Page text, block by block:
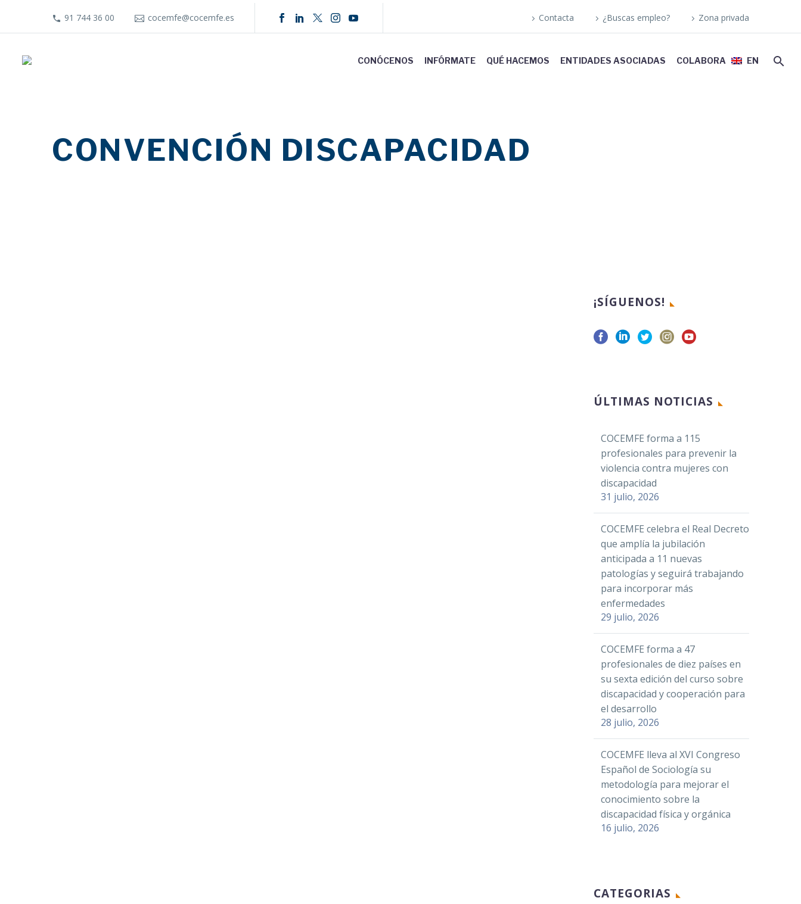
91 744 36 00 cocemfe@cocemfe.es Contacta ¿Buscas empleo? Zona privada
CONÓCENOS INFÓRMATE QUÉ HACEMOS ENTIDADES ASOCIADAS COLABORA EN
CONVENCIÓN DISCAPACIDAD
¡SÍGUENOS!
ÚLTIMAS NOTICIAS
COCEMFE forma a 115
profesionales para prevenir la
violencia contra mujeres con
discapacidad
31 julio, 2026
COCEMFE celebra el Real Decreto
que amplía la jubilación
anticipada a 11 nuevas
patologías y seguirá trabajando
para incorporar más
enfermedades
29 julio, 2026
COCEMFE forma a 47
profesionales de diez países en
su sexta edición del curso sobre
discapacidad y cooperación para
el desarrollo
28 julio, 2026
COCEMFE lleva al XVI Congreso
Español de Sociología su
metodología para mejorar el
conocimiento sobre la
discapacidad física y orgánica
16 julio, 2026
CATEGORIAS